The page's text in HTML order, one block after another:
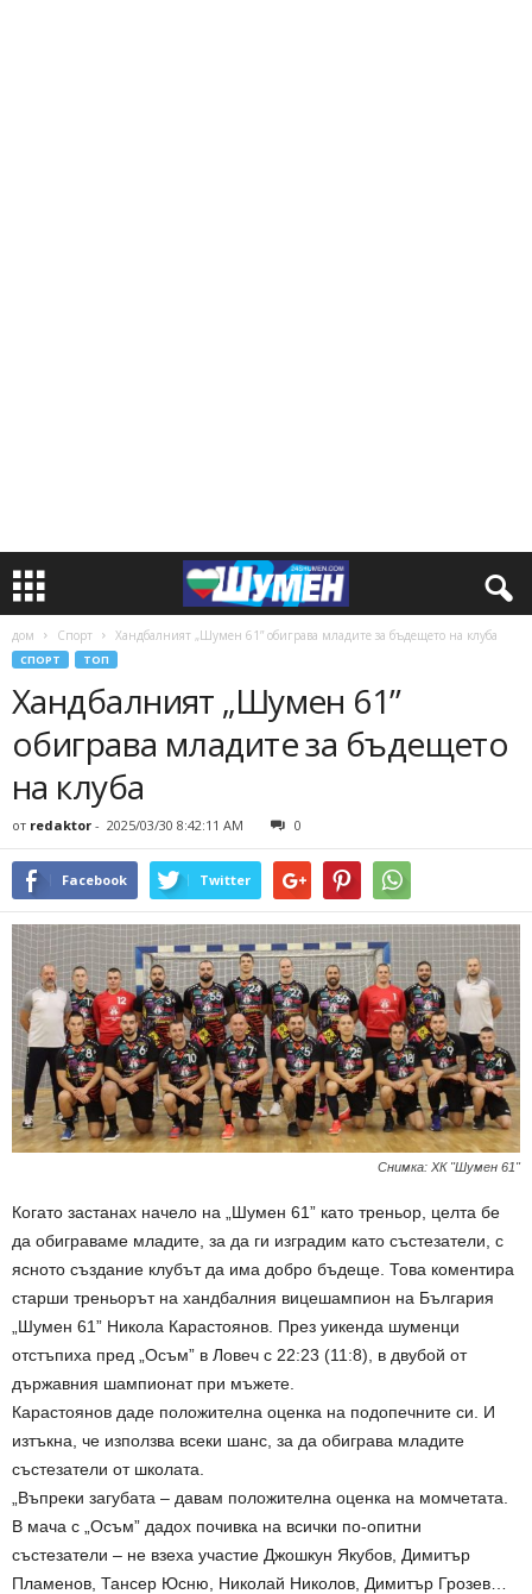
дом Спорт Хандбалният „Шумен 61” обиграва младите за бъдещето на клуба
СПОРТ ТОП
Хандбалният „Шумен 61”
обиграва младите за бъдещето
на клуба
от redaktor - 2025/03/30 8:42:11 AM 0
Facebook Twitter
Снимка: ХК "Шумен 61"
Когато застанах начело на „Шумен 61” като треньор, целта бе
да обиграваме младите, за да ги изградим като състезатели, с
ясното създание клубът да има добро бъдеще. Това коментира
старши треньорът на хандбалния вицешампион на България
„Шумен 61” Никола Карастоянов. През уикенда шуменци
отстъпиха пред „Осъм” в Ловеч с 22:23 (11:8), в двубой от
държавния шампионат при мъжете.
Карастоянов даде положителна оценка на подопечните си. И
изтъкна, че използва всеки шанс, за да обиграва младите
състезатели от школата.
„Въпреки загубата – давам положителна оценка на момчетата.
В мача с „Осъм” дадох почивка на всички по-опитни
състезатели – не взеха участие Джошкун Якубов, Димитър
Пламенов, Тансер Юсню, Николай Николов, Димитър Грозев…